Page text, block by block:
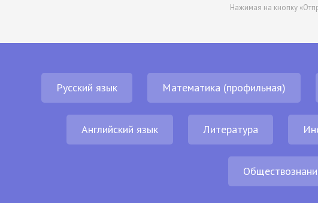
Нажимая на кнопку
Русский язык Математика (профильная)
Английский язык Литература